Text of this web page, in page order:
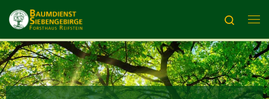
Zum Inhalt springen
Search